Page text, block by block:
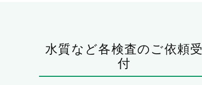
水質など各検査のご依頼受
付